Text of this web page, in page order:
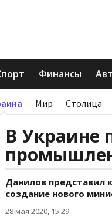
Финансы
Мир Столица
В Украине
Данилов представил
создание нового
28 мая 2020, 15:29